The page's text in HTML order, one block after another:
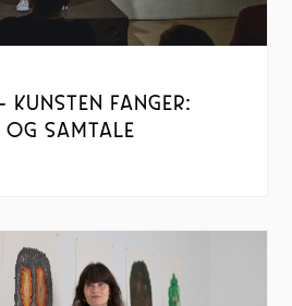
KUNSTEN FANGER:
OG SAMTALE